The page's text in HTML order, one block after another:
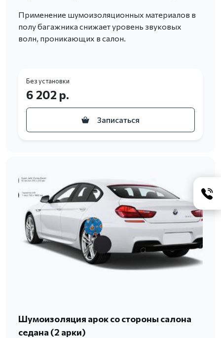
Применение шумоизоляционных материалов в
полу багажника снижает уровень звуковых
волн, проникающих в салон.
Без установки
6 202 р.
Записаться
Шумоизоляция арок со стороны салона
седана (2 арки)